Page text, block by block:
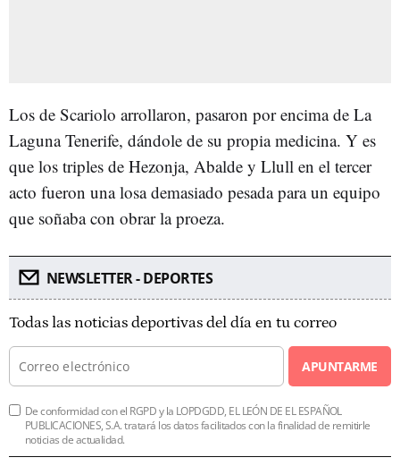
Los de Scariolo arrollaron, pasaron por encima de La
Laguna Tenerife, dándole de su propia medicina. Y es
que los triples de Hezonja, Abalde y Llull en el tercer
acto fueron una losa demasiado pesada para un equipo
que soñaba con obrar la proeza.
NEWSLETTER - DEPORTES
Todas las noticias deportivas del día en tu correo
APUNTARME
De conformidad con el RGPD y la LOPDGDD, EL LEÓN DE EL ESPAÑOL
PUBLICACIONES, S.A. tratará los datos facilitados con la finalidad de remitirle
noticias de actualidad.